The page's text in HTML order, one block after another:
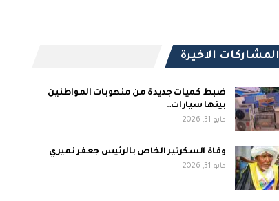
المشاركات الاخيرة
ضبط كميات جديدة من منهوبات المواطنين
بينها سيارات…
مايو 31, 2026
وفاة السكرتير الخاص بالرئيس جعفر نميري
مايو 31, 2026